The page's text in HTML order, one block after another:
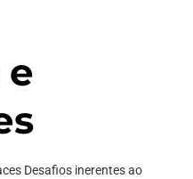
e
Desafios inerentes ao